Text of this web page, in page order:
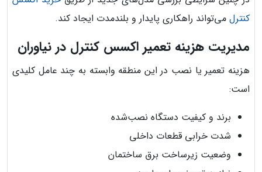
کنترل می‌تواند راهکاری پایدار و بلندمدت ایجاد کند.
مدیریت هزینه تعمیر اکسس کنترل در نیاوران
هزینه تعمیر یا نصب در این منطقه وابسته به چند عامل کلیدی
است:
برند و کیفیت دستگاه نصب‌شده
شدت خرابی قطعات داخلی
وضعیت زیرساخت برق ساختمان